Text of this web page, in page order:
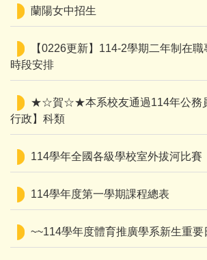
蘭陽女中招生
【0226更新】114-2學期二年制在
時段安排
★☆賀☆★本系校友通過114年公務
行政】科類
114學年全國各級學校室外拔河比賽
114學年度第一學期課程總表
~~114學年度體育推廣學系新生重要